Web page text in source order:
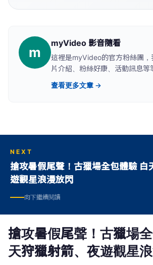
m
myVideo 影音隨看
這裡是myVideo的官方粉絲團，
片介紹、粉絲好康、活動訊息等
查看更多文章 →
NEXT
搶攻暑假尾聲！古獵場全包體驗 白
遊觀星浪漫放閃
向下繼續閱讀
搶攻暑假尾聲！古獵場
天狩獵射箭、夜遊觀星